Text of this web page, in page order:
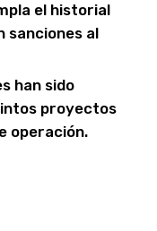
el historial
sanciones al
han sido
proyectos
operación.